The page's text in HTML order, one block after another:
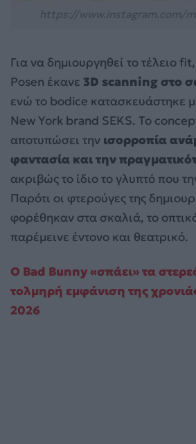
Για να δημιουργηθεί το τέλειο
Posen έκανε 3D scanning στο
ενώ το bodice κατασκευάστηκε
New York brand SEKS. Το
αποτυπώσει την ισορροπία
φαντασία και την
ακριβώς το ίδιο το γλυπτό που
Παρότι οι φτερούγες της
φορέθηκαν στα σκαλιά, το
παρέμεινε έντονο και θεατρικό.
Ο Bad Bunny «σπάει» τα
τολμηρή εμφάνιση της
2026